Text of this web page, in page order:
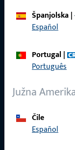
Španjolska|
Español
Portugal|
Português
Južna
Čile
Español